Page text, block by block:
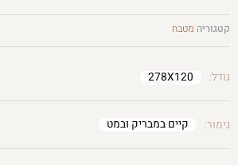
קטגוריה מטבח
גודל: 278X120
גימור: קיים במבריק ובמט